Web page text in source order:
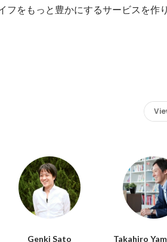
フをもっと豊かにするサービスを作
Genki Sato Takahiro